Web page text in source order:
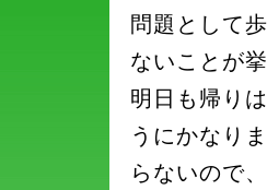
問題として
ないことが
明日も帰り
うにかなり
らないので